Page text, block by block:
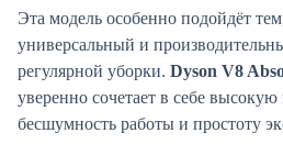
Эта модель особенно подойдёт
универсальный и
регулярной уборки. Dyson V8
уверенно сочетает в себе
бесшумность работы и простоту